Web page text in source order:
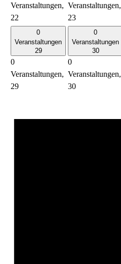
Veranstaltungen,
22
Veranstaltungen,
23
0
Veranstaltungen
29
0
Veranstaltungen,
29
0
Veranstaltungen
30
0
Veranstaltungen,
30